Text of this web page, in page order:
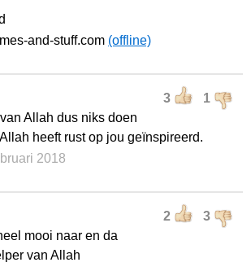
and-stuff.com (offline)
3 1
Allah dus niks doen
heeft rust op jou geïnspireerd.
2018
2 3
mooi naar en da
van Allah